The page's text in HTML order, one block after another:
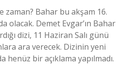
zaman? Bahar bu akşam 16.
olacak. Demet Evgar’ın Bahar
dizi, 11 Haziran Salı günü
ara verecek. Dizinin yeni
henüz bir açıklama yapılmadı.